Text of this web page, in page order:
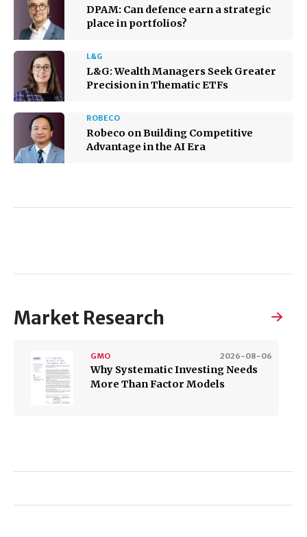
DPAM: Can defence earn a strategic
place in portfolios?
L&G
L&G: Wealth Managers Seek Greater
Precision in Thematic ETFs
ROBECO
Robeco on Building Competitive
Advantage in the AI Era
Market Research
2026-08-06
GMO
Why Systematic Investing Needs
More Than Factor Models